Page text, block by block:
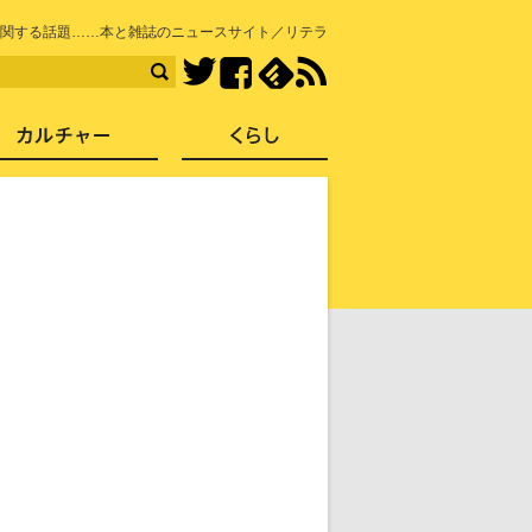
する話題……本と雑誌のニュースサイト／リテラ
TwitterFacebook
社会